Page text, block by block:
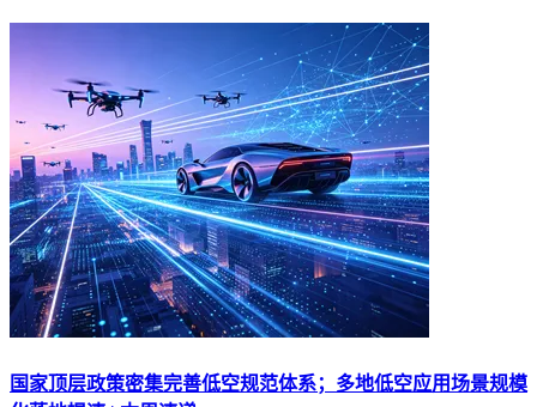
国家顶层政策密集完善低空规范体系；多地低空应用场景规模